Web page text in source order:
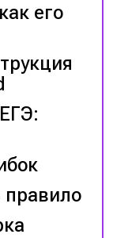
его
правило